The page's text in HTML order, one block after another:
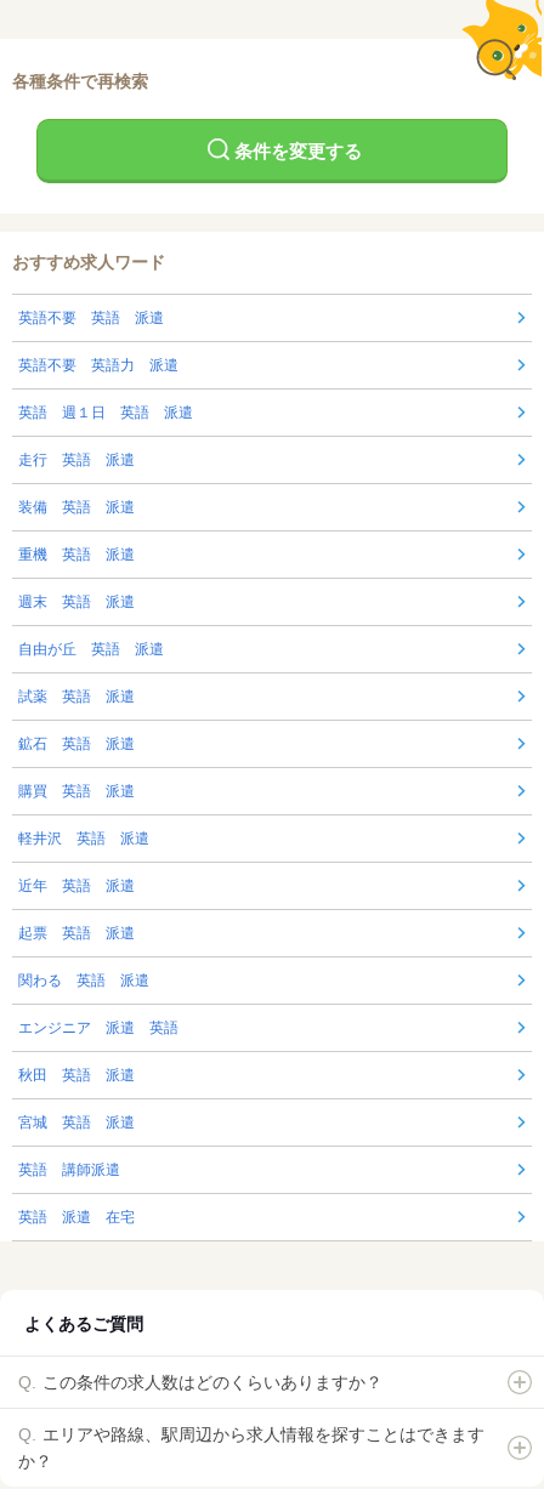
各種条件で再検索
条件を変更する
おすすめ求人ワード
英語不要 英語 派遣
英語不要 英語力 派遣
英語 週１日 英語 派遣
走行 英語 派遣
装備 英語 派遣
重機 英語 派遣
週末 英語 派遣
自由が丘 英語 派遣
試薬 英語 派遣
鉱石 英語 派遣
購買 英語 派遣
軽井沢 英語 派遣
近年 英語 派遣
起票 英語 派遣
関わる 英語 派遣
エンジニア 派遣 英語
秋田 英語 派遣
宮城 英語 派遣
英語 講師派遣
英語 派遣 在宅
よくあるご質問
この条件の求人数はどのくらいありますか？
エリアや路線、駅周辺から求人情報を探すことはできます
か？